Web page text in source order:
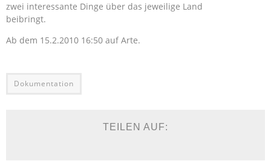
zwei interessante Dinge über das jeweilige Land
beibringt.
Ab dem 15.2.2010 16:50 auf Arte.
Dokumentation
TEILEN AUF: